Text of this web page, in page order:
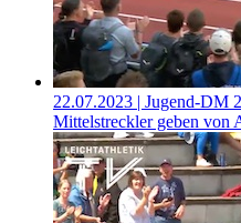
22.07.2023 | Jugend-DM
Mittelstreckler geben von